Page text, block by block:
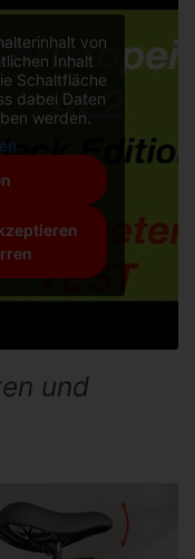
von
Inhalt
Schaltfläche
dabei Daten
werden.
und